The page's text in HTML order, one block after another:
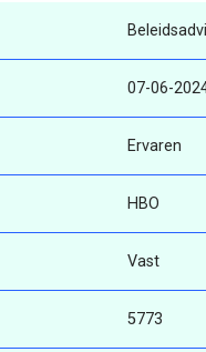
07-06-
Ervaren
HBO
Vast
5773